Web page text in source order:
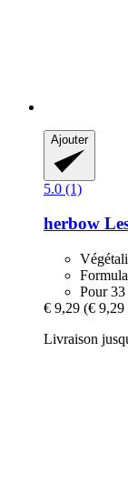
Ajouter
5.0 (1)
herbow
Pour 33
€ 9,29 (€
Livraison